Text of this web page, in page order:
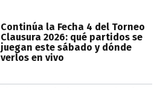
Continúa la Fecha 4 del Torneo
Clausura 2026: qué partidos se
juegan este sábado y dónde
verlos en vivo